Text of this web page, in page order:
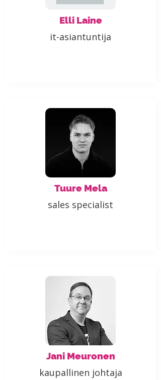
Elli Laine
it-asiantuntija
Tuure Mela
sales specialist
Jani Meuronen
kaupallinen johtaja